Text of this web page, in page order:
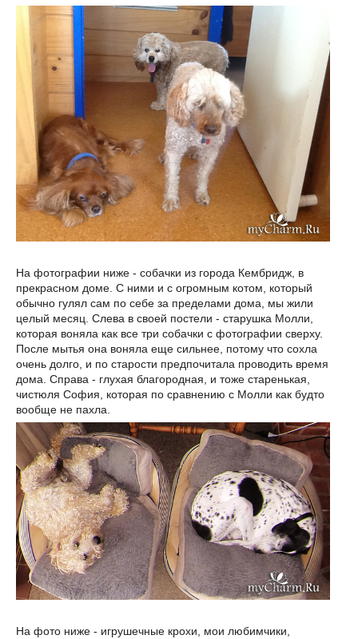
На фотографии ниже - собачки из города Кембридж, в
прекрасном доме. С ними и с огромным котом, который
обычно гулял сам по себе за пределами дома, мы жили
целый месяц. Слева в своей постели - старушка Молли,
которая воняла как все три собачки с фотографии сверху.
После мытья она воняла еще сильнее, потому что сохла
очень долго, и по старости предпочитала проводить время
дома. Справа - глухая благородная, и тоже старенькая,
чистюля София, которая по сравнению с Молли как будто
вообще не пахла.
На фото ниже - игрушечные крохи, мои любимчики,